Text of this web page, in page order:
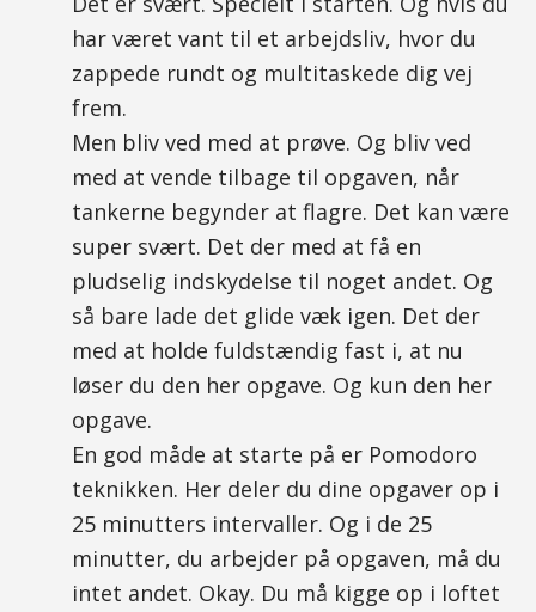
har været vant til et arbejdsliv, hvor du
zappede rundt og multitaskede dig vej
frem.
Men bliv ved med at prøve. Og bliv ved
med at vende tilbage til opgaven, når
tankerne begynder at flagre. Det kan være
super svært. Det der med at få en
pludselig indskydelse til noget andet. Og
så bare lade det glide væk igen. Det der
med at holde fuldstændig fast i, at nu
løser du den her opgave. Og kun den her
opgave.
En god måde at starte på er Pomodoro
teknikken. Her deler du dine opgaver op i
25 minutters intervaller. Og i de 25
minutter, du arbejder på opgaven, må du
intet andet. Okay. Du må kigge op i loftet